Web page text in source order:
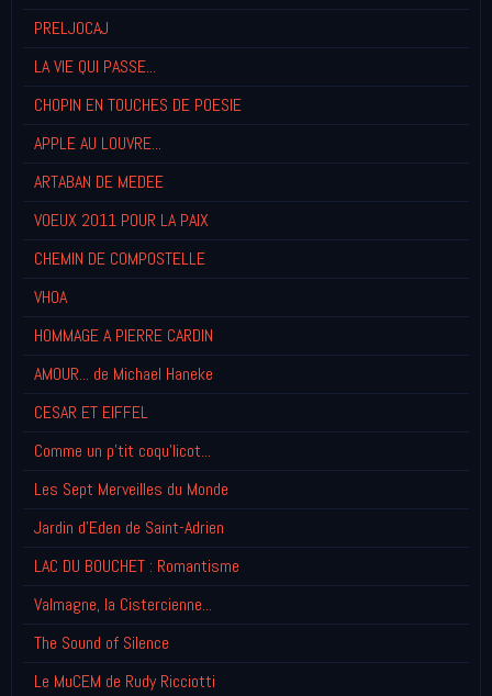
PRELJOCAJ
LA VIE QUI PASSE...
CHOPIN EN TOUCHES DE POESIE
APPLE AU LOUVRE...
ARTABAN DE MEDEE
VOEUX 2011 POUR LA PAIX
CHEMIN DE COMPOSTELLE
VHOA
HOMMAGE A PIERRE CARDIN
AMOUR... de Michael Haneke
CESAR ET EIFFEL
Comme un p'tit coqu'licot...
Les Sept Merveilles du Monde
Jardin d'Eden de Saint-Adrien
LAC DU BOUCHET : Romantisme
Valmagne, la Cistercienne...
The Sound of Silence
Le MuCEM de Rudy Ricciotti